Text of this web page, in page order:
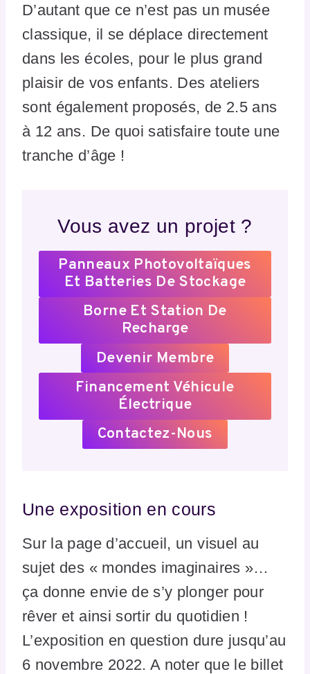
D’autant que ce n’est pas un musée
classique, il se déplace directement
dans les écoles, pour le plus grand
plaisir de vos enfants. Des ateliers
sont également proposés, de 2.5 ans
à 12 ans. De quoi satisfaire toute une
tranche d’âge !
Vous avez un projet ?
Panneaux Photovoltaïques
Et Batteries De Stockage
Borne Et Station De
Recharge
Devenir Membre
Financement Véhicule
Électrique
Contactez-Nous
Une exposition en cours
Sur la page d’accueil, un visuel au
sujet des « mondes imaginaires »…
ça donne envie de s’y plonger pour
rêver et ainsi sortir du quotidien !
L’exposition en question dure jusqu’au
6 novembre 2022. A noter que le billet